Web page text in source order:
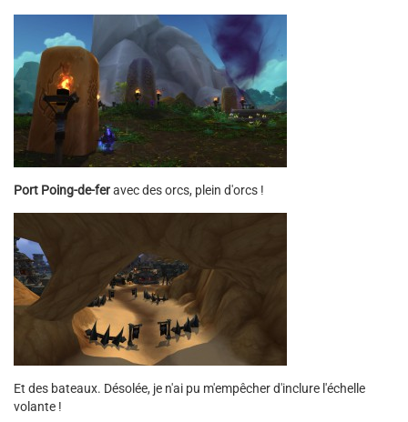
Port Poing-de-feravec des orcs, plein d'orcs !
Et des bateaux. Désolée, je n'ai pu m'empêcher d'inclure l'échelle
volante !